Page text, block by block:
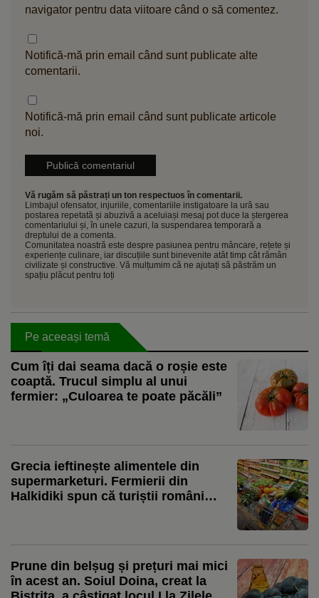
navigator pentru data viitoare când o să comentez.
Notifică-mă prin email când sunt publicate alte
comentarii.
Notifică-mă prin email când sunt publicate articole
noi.
Vă rugăm să păstrați un ton respectuos în comentarii.
Limbajul ofensator, injuriile, comentariile instigatoare la ură sau
postarea repetată și abuzivă a aceluiași mesaj pot duce la ștergerea
comentariului și, în unele cazuri, la suspendarea temporară a
dreptului de a comenta.
Comunitatea noastră este despre pasiunea pentru mâncare, rețete și
experiențe culinare, iar discuțiile sunt binevenite atât timp cât rămân
civilizate și constructive. Vă mulțumim că ne ajutați să păstrăm un
spațiu plăcut pentru toți
Pe aceeași temă
Cum îți dai seama dacă o roșie este
coaptă. Trucul simplu al unui
fermier: „Culoarea te poate păcăli”
Grecia ieftinește alimentele din
supermarketuri. Fermierii din
Halkidiki spun că turiștii români
Prune din belșug și prețuri mai mici
în acest an. Soiul Doina, creat la